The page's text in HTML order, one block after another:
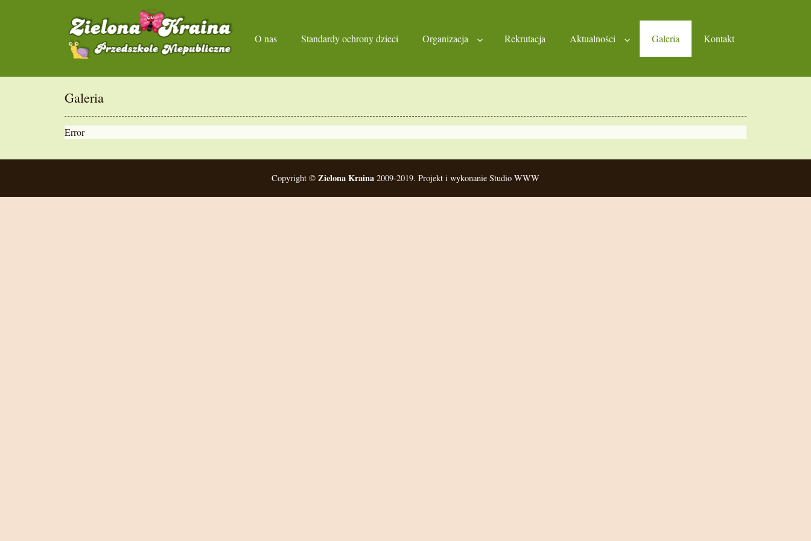
O nas Standardy ochrony dzieci Organizacja Rekrutacja Aktualności Galeria Kontakt
Galeria
Error
Copyright © Zielona Kraina 2009-2019. Projekt i wykonanie Studio WWW